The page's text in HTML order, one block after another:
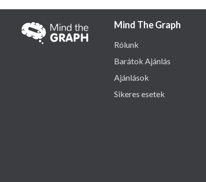
Mind The Graph
Rólunk
Barátok Ajánlás
Ajánlások
Sikeres esetek